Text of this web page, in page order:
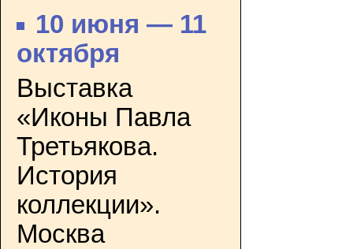
10 июня — 11
октября
Выставка
«Иконы Павла
Третьякова.
История
коллекции».
Москва